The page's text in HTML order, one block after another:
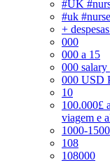
#UK
#uk
+
000
000 a 15
000
000 USD
10
100.000£
viagem e
1000-1500
108
108000